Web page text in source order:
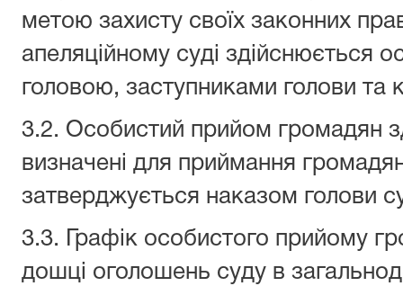
метою захисту своїх законних
апеляційному суді здійснюється
головою, заступниками голови та
3.2. Особистий прийом громадян
визначені для приймання
затверджується наказом голови
3.3. Графік особистого прийому
дошці оголошень суду в